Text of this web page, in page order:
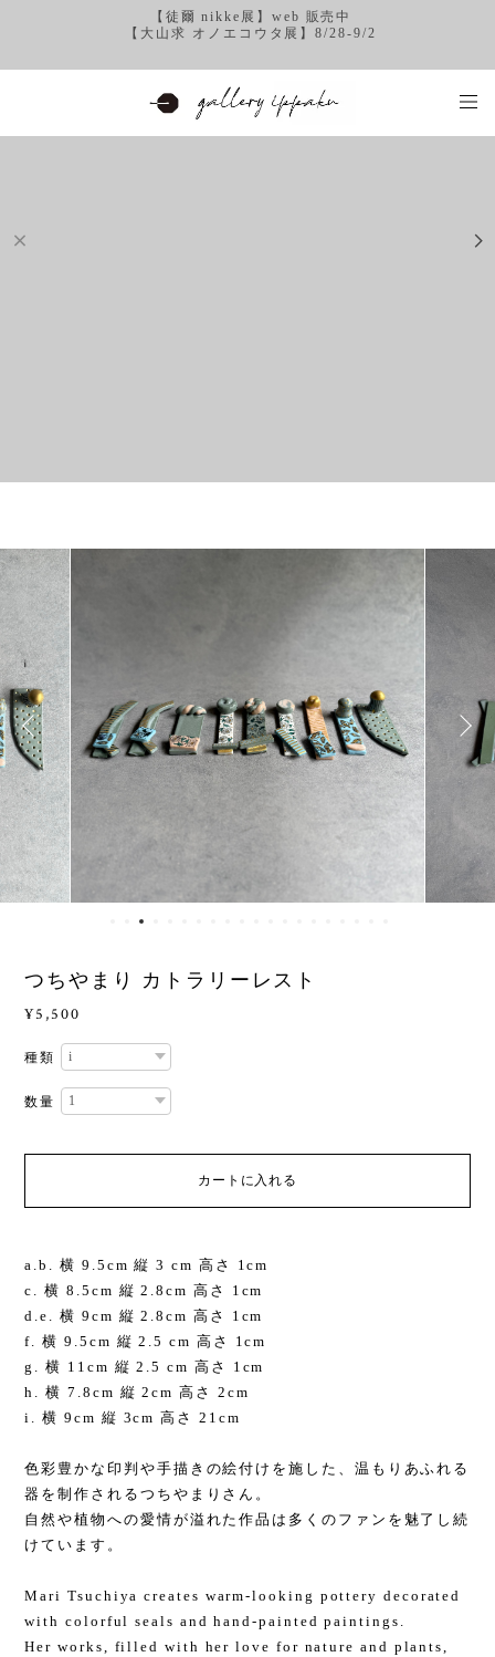
【徒爾 nikke展】web 販売中
【大山求 オノエコウタ展】8/28-9/2
つちやまり カトラリーレスト
¥5,500
種類
数量
カートに入れる
a.b. 横 9.5cm 縦 3 cm 高さ 1cm
c. 横 8.5cm 縦 2.8cm 高さ 1cm
d.e. 横 9cm 縦 2.8cm 高さ 1cm
f. 横 9.5cm 縦 2.5 cm 高さ 1cm
g. 横 11cm 縦 2.5 cm 高さ 1cm
h. 横 7.8cm 縦 2cm 高さ 2cm
i. 横 9cm 縦 3cm 高さ 21cm
色彩豊かな印判や手描きの絵付けを施した、温もりあふれる
器を制作されるつちやまりさん。
自然や植物への愛情が溢れた作品は多くのファンを魅了し続
けています。
Mari Tsuchiya creates warm-looking pottery decorated
with colorful seals and hand-painted paintings.
Her works, filled with her love for nature and plants,